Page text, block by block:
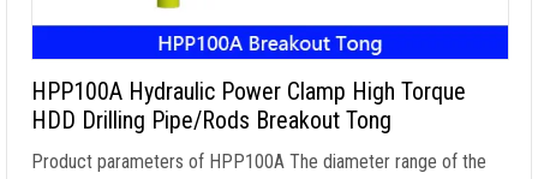
HPP100A Hydraulic Power Clamp High Torque
HDD Drilling Pipe/Rods Breakout Tong
Product parameters of HPP100A The diameter range of the